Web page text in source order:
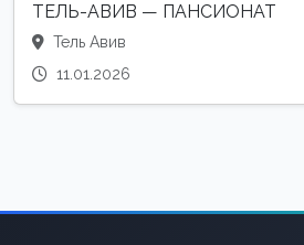
ТЕЛЬ-АВИВ — ПАНСИОНАТ
Тель Авив
11.01.2026